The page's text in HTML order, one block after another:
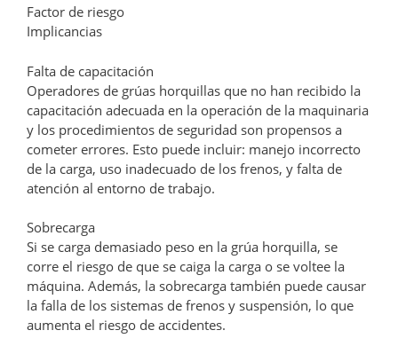
Factor de riesgo
Implicancias
Falta de capacitación
Operadores de grúas horquillas que no han recibido la
capacitación adecuada en la operación de la maquinaria
y los procedimientos de seguridad son propensos a
cometer errores. Esto puede incluir: manejo incorrecto
de la carga, uso inadecuado de los frenos, y falta de
atención al entorno de trabajo.
Sobrecarga
Si se carga demasiado peso en la grúa horquilla, se
corre el riesgo de que se caiga la carga o se voltee la
máquina. Además, la sobrecarga también puede causar
la falla de los sistemas de frenos y suspensión, lo que
aumenta el riesgo de accidentes.